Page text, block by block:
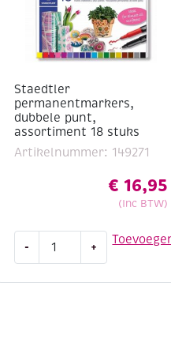
Staedtler
permanentmarkers,
dubbele punt,
assortiment 18 stuks
Artikelnummer: 149271
€ 16,95
(Inc BTW)
-
permanentmarkers,
+